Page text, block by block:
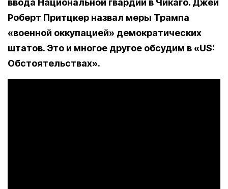
ввода Национальной гвардии в Чикаго. Джей
Роберт Притцкер назвал меры Трампа
«военной оккупацией» демократических
штатов. Это и многое другое обсудим в «US:
Обстоятельствах».